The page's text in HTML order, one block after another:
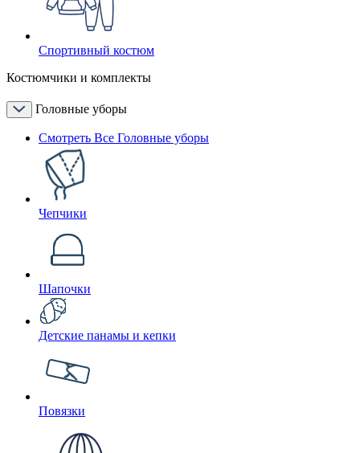
Спортивный костюм
Костюмчики и комплекты
Головные уборы
Смотреть Все Головные уборы
Чепчики
Шапочки
Детские панамы и кепки
Повязки